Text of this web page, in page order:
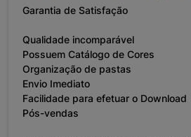
Garantia de Satisfação
Qualidade incomparável
Possuem Catálogo de Cores
Organização de pastas
Envio Imediato
Facilidade para efetuar o Download
Pós-vendas